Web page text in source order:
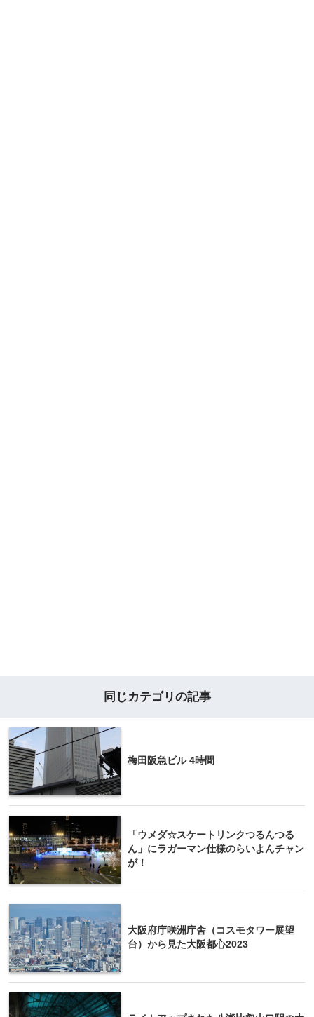
同じカテゴリの記事
梅田阪急ビル 4時間
「ウメダ☆スケートリンクつるんつる
ん」にラガーマン仕様のらいよんチャン
が！
大阪府庁咲洲庁舎（コスモタワー展望
台）から見た大阪都心2023